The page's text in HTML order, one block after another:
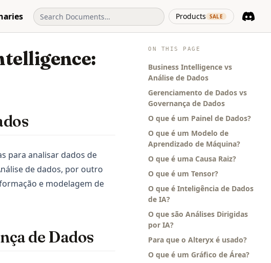
Products SALE
(opens in
ON THIS PAGE
Business Intelligence vs
Análise de Dados
Gerenciamento de Dados vs
Governança de Dados
O que é um Painel de Dados?
O que é um Modelo de
Aprendizado de Máquina?
O que é uma Causa Raiz?
O que é um Tensor?
O que é Inteligência de Dados
de IA?
O que são Análises Dirigidas
por IA?
Para que o Alteryx é usado?
O que é um Gráfico de Área?
para analisar dados de
de dados, por outro
e modelagem de
de Dados